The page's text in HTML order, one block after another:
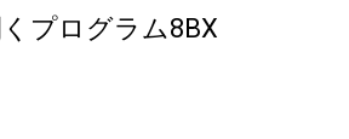
プログラム8BX